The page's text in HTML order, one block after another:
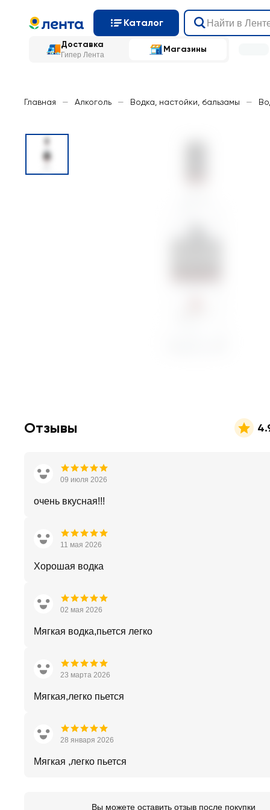
Каталог
Доставка
Гипер Лента
Магазины
Главная — Алкоголь — Водка, настойки, бальзамы —
Отзывы
09 июля 2026
очень вкусная!!!
11 мая 2026
Хорошая водка
02 мая 2026
Мягкая водка,пьется легко
23 марта 2026
Мягкая,легко пьется
28 января 2026
Мягкая ,легко пьется
Вы можете оставить отзыв после покупки